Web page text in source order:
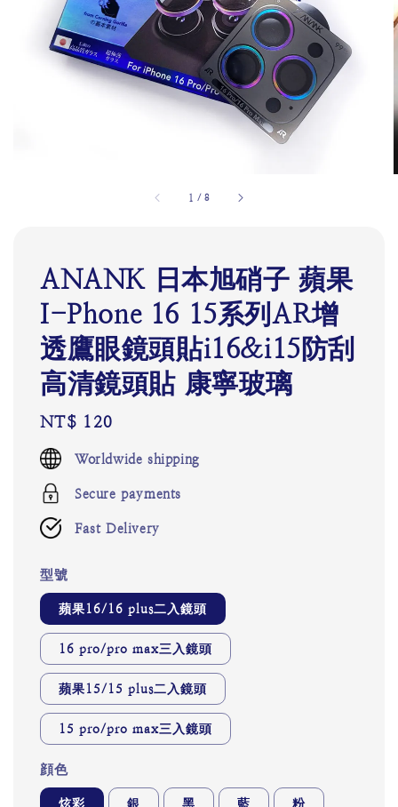
1 /8
ANANK 日本旭硝子 蘋果
I-Phone 16 15系列AR增
透鷹眼鏡頭貼i16&i15防刮
高清鏡頭貼 康寧玻璃
Regular
price
NT$ 120
Worldwide shipping
Secure payments
Fast Delivery
型號
蘋果16/16 plus二入鏡頭
16 pro/pro max三入鏡頭
蘋果15/15 plus二入鏡頭
15 pro/pro max三入鏡頭
顔色
炫彩 銀 黑 藍 粉